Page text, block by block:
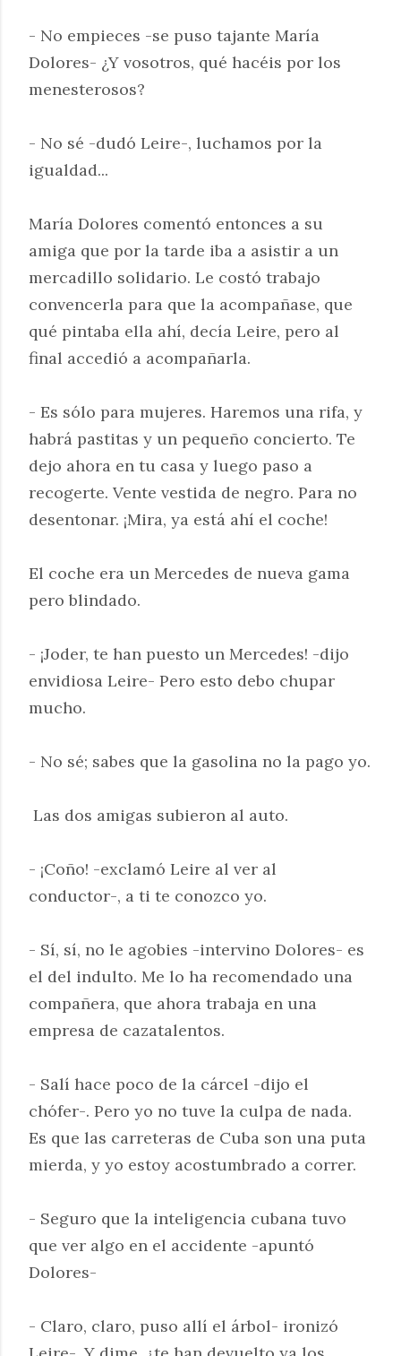
- No empieces -se puso tajante María
Dolores- ¿Y vosotros, qué hacéis por los
menesterosos?
- No sé -dudó Leire-, luchamos por la
igualdad...
María Dolores comentó entonces a su
amiga que por la tarde iba a asistir a un
mercadillo solidario. Le costó trabajo
convencerla para que la acompañase, que
qué pintaba ella ahí, decía Leire, pero al
final accedió a acompañarla.
- Es sólo para mujeres. Haremos una rifa, y
habrá pastitas y un pequeño concierto. Te
dejo ahora en tu casa y luego paso a
recogerte. Vente vestida de negro. Para no
desentonar. ¡Mira, ya está ahí el coche!
El coche era un Mercedes de nueva gama
pero blindado.
- ¡Joder, te han puesto un Mercedes! -dijo
envidiosa Leire- Pero esto debo chupar
mucho.
- No sé; sabes que la gasolina no la pago yo.
Las dos amigas subieron al auto.
- ¡Coño! -exclamó Leire al ver al
conductor-, a ti te conozco yo.
- Sí, sí, no le agobies -intervino Dolores- es
el del indulto. Me lo ha recomendado una
compañera, que ahora trabaja en una
empresa de cazatalentos.
- Salí hace poco de la cárcel -dijo el
chófer-. Pero yo no tuve la culpa de nada.
Es que las carreteras de Cuba son una puta
mierda, y yo estoy acostumbrado a correr.
- Seguro que la inteligencia cubana tuvo
que ver algo en el accidente -apuntó
Dolores-
- Claro, claro, puso allí el árbol- ironizó